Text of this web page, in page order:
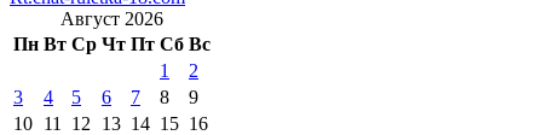
Август 2026
Пн Вт Ср Чт Пт Сб Вс
1
2
3
4 5 6 7 8
9
10 11 12 13 14 15 16